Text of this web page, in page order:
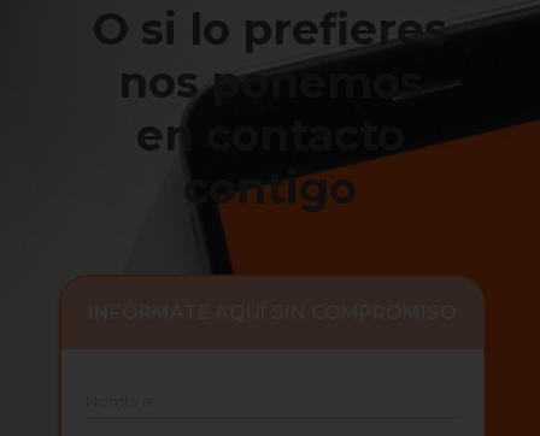
O si lo prefieres
nos ponemos
en contacto
contigo